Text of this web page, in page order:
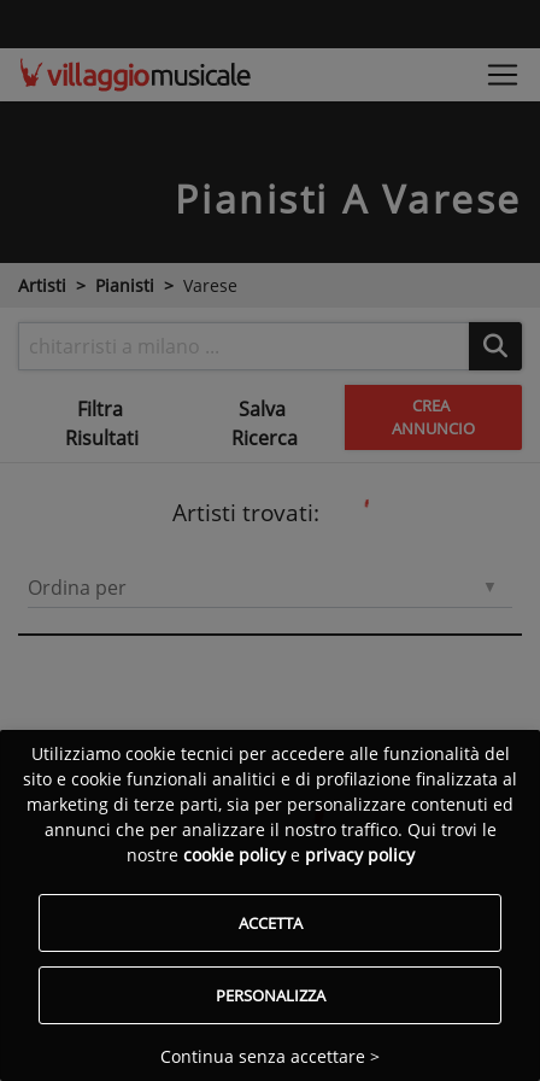
Pianisti A Varese
Artisti Pianisti Varese
Filtra
Risultati
Salva
Ricerca
CREA
ANNUNCIO
Artisti trovati:
Ordina per
Utilizziamo cookie tecnici per accedere alle funzionalità del
sito e cookie funzionali analitici e di profilazione finalizzata al
marketing di terze parti, sia per personalizzare contenuti ed
annunci che per analizzare il nostro traffico. Qui trovi le
nostre cookie policye privacy policy
ACCETTA
PERSONALIZZA
Continua senza accettare >